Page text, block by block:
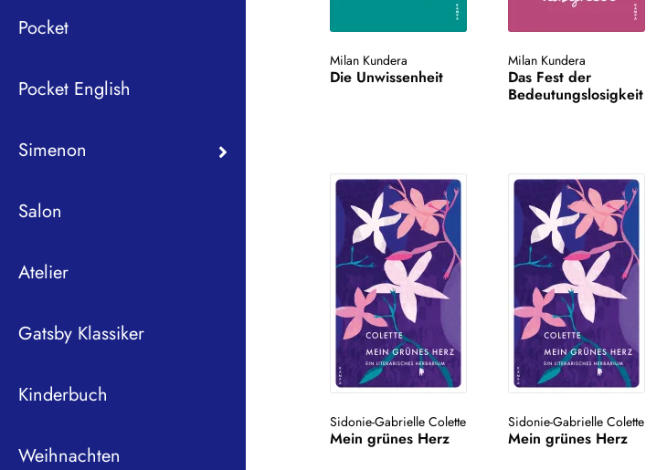
Pocket
Pocket English
Simenon
Salon
Atelier
Gatsby Klassiker
Kinderbuch
Weihnachten
Milan Kundera
Die Unwissenheit
Milan Kundera
Das Fest der
Bedeutungslosigkeit
Sidonie-Gabrielle Colette
Mein grünes Herz
Sidonie-Gabrielle Colette
Mein grünes Herz